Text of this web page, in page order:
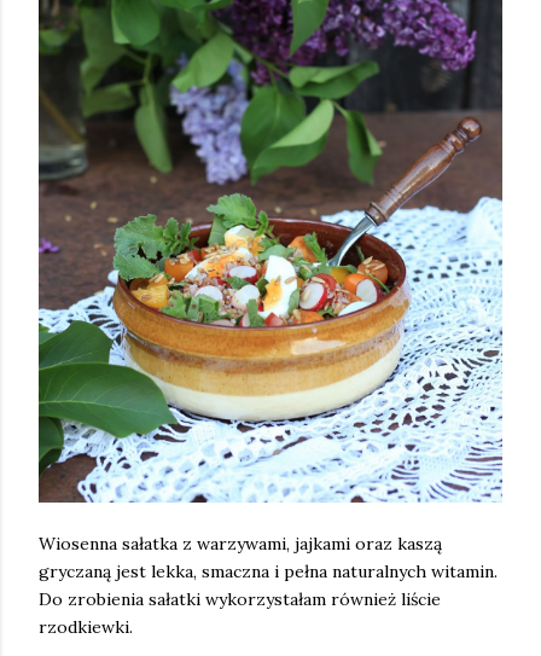
Wiosenna sałatka z warzywami, jajkami oraz kaszą
gryczaną jest lekka, smaczna i pełna naturalnych witamin.
Do zrobienia sałatki wykorzystałam również liście
rzodkiewki.